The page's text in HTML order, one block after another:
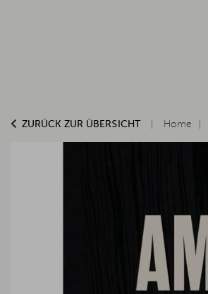
ZURÜCK ZUR ÜBERSICHT Home